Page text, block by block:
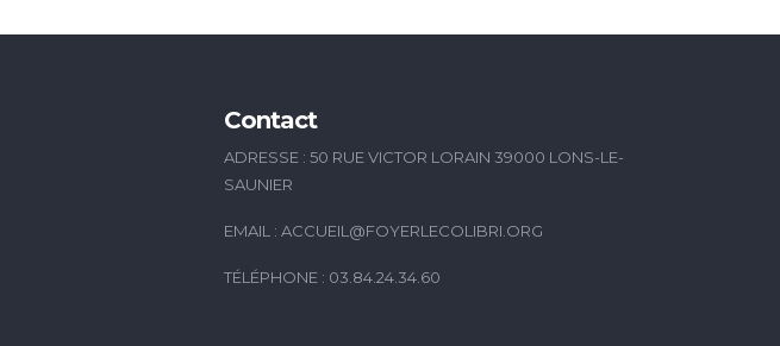
Contact
ADRESSE : 50 RUE VICTOR LORAIN 39000 LONS-LE-
SAUNIER
EMAIL : ACCUEIL@FOYERLECOLIBRI.ORG
TÉLÉPHONE : 03.84.24.34.60